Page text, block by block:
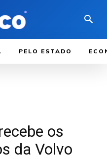
PELO ESTADO
os
da Volvo